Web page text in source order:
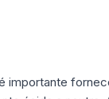
importante